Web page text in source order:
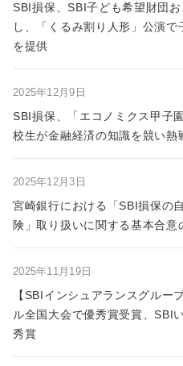
SBI損保、SBI子ども希望財団
し、「くるみ割り人形」公演
を提供
2025年12月9日
SBI損保、「エコノミクス甲子
校生が金融経済の知識を競い熱
2025年12月3日
宮崎銀行における「SBI損保の
険」取り扱いに関する基本合意
2025年11月19日
【SBIインシュアランスグルー
ル全国大会で優秀賞受賞、SBI
秀賞